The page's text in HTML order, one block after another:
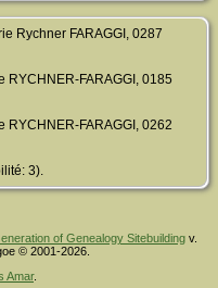
Rychner FARAGGI, 0287
RYCHNER-FARAGGI, 0185
RYCHNER-FARAGGI, 0262
3).
of Genealogy Sitebuildingv.
© 2001-2026.
Amar.